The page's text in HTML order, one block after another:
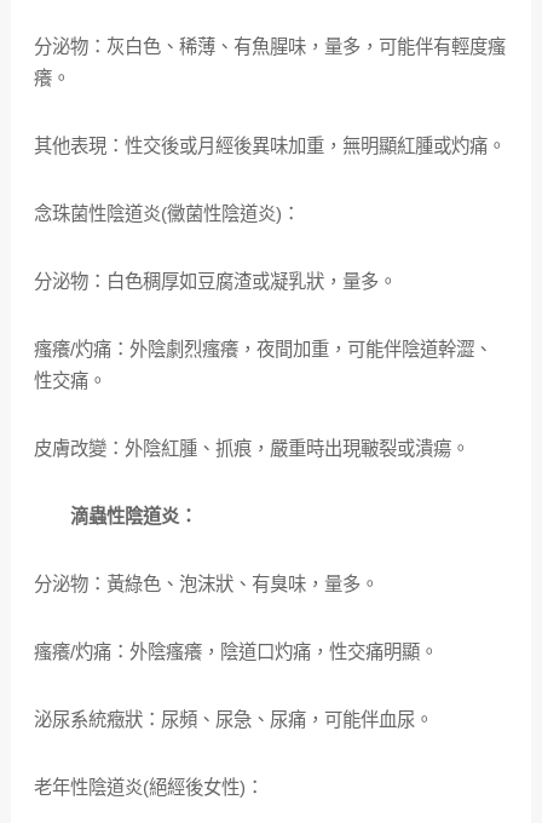
分泌物：灰白色、稀薄、有魚腥味，量多，可能伴有輕度瘙
癢。
其他表現：性交後或月經後異味加重，無明顯紅腫或灼痛。
念珠菌性陰道炎(黴菌性陰道炎)：
分泌物：白色稠厚如豆腐渣或凝乳狀，量多。
瘙癢/灼痛：外陰劇烈瘙癢，夜間加重，可能伴陰道幹澀、
性交痛。
皮膚改變：外陰紅腫、抓痕，嚴重時出現皸裂或潰瘍。
滴蟲性陰道炎：
分泌物：黃綠色、泡沫狀、有臭味，量多。
瘙癢/灼痛：外陰瘙癢，陰道口灼痛，性交痛明顯。
泌尿系統癥狀：尿頻、尿急、尿痛，可能伴血尿。
老年性陰道炎(絕經後女性)：